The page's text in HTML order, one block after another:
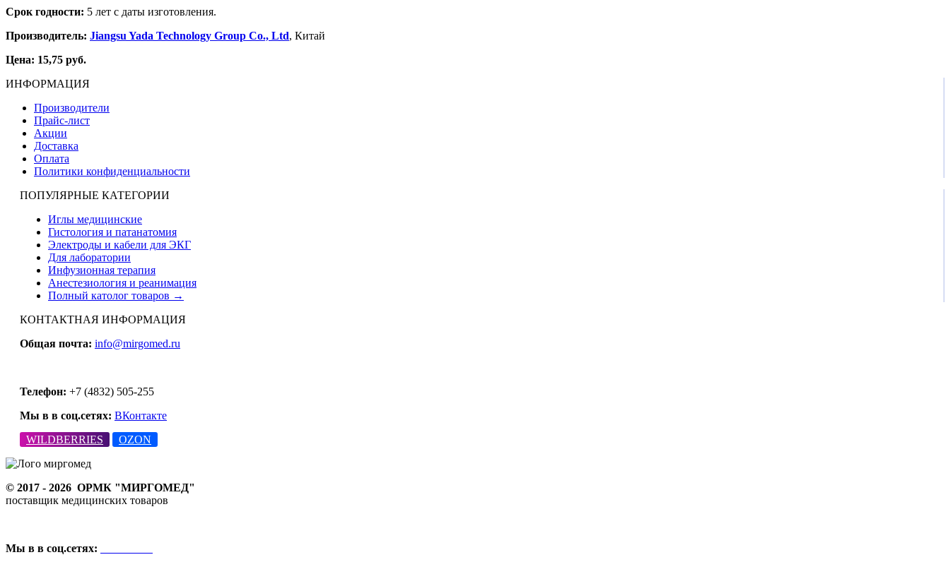
Срок годности: 5 лет с даты изготовления.
Производитель: Jiangsu Yada Technology Group Co., Ltd, Китай
Цена: 15,75 руб.
ИНФОРМАЦИЯ
Производители
Прайс-лист
Акции
Доставка
Оплата
Политики конфиденциальности
ПОПУЛЯРНЫЕ КАТЕГОРИИ
Иглы медицинские
Гистология и патанатомия
Электроды и кабели для ЭКГ
Для лаборатории
Инфузионная терапия
Анестезиология и реанимация
Полный католог товаров →
КОНТАКТНАЯ ИНФОРМАЦИЯ
Общая почта: info@mirgomed.ru
Телефон: +7 (4832) 505-255
Мы в в соц.сетях: ВКонтакте
WILDBERRIES
OZON
© 2017 - 2026 ОРМК "МИРГОМЕД"
поставщик медицинских товаров
Мы в в соц.сетях: